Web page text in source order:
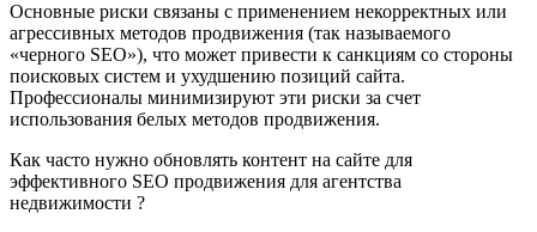
Основные риски связаны с применением некорректных или
агрессивных методов продвижения (так называемого
«черного SEO»), что может привести к санкциям со стороны
поисковых систем и ухудшению позиций сайта.
Профессионалы минимизируют эти риски за счет
использования белых методов продвижения.
Как часто нужно обновлять контент на сайте для
эффективного SEO продвижения для агентства
недвижимости ?